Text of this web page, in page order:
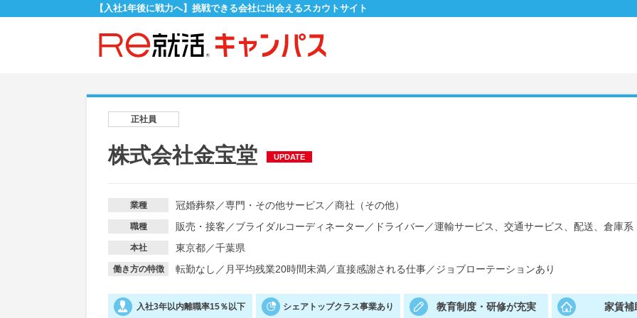
【入社1年後に戦力へ】挑戦できる会社に出会えるスカウトサイト
正社員
株式会社金宝堂 UPDATE
業種 冠婚葬祭 ／専門・その他サービス ／商社（その他）
職種 販売・接客 ／ブライダルコーディネーター ／ ドライバー ／運輸サービス、交通サービス、配送、倉庫系
本社 東京都／千葉県
働き方の特徴 転勤なし ／ 月平均残業20時間未満／直接感謝される仕事／ジョブローテーションあり
入社3年以内離職率15％以下 シェアトップクラス事業あり 教育制度・研修が充実 家賃補